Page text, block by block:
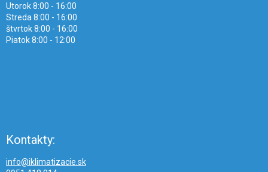
Utorok 8:00 - 16:00
Streda 8:00 - 16:00
štvrtok 8:00 - 16:00
Piatok 8:00 - 12:00
Kontakty:
info@iklimatizacie.sk